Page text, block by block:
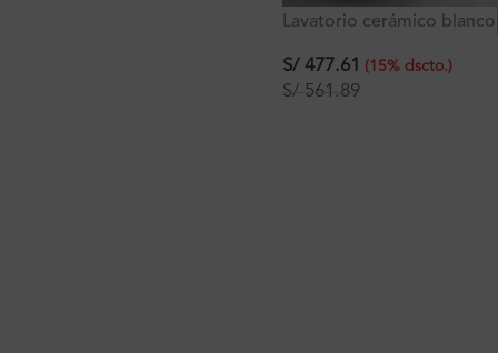
Lavatorio cerámico blanco
59.5x42x13.5
S/ 477.61 (15% dscto.)
S/ 561.89